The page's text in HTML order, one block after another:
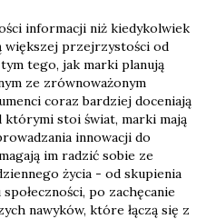
informacji niż kiedykolwiek
większej przejrzystości od
tego, jak marki planują
ze zrównoważonym
coraz bardziej doceniają
którymi stoi świat, marki mają
innowacji do
im radzić sobie ze
życia - od skupienia
po zachęcanie
nawyków, które łączą się z